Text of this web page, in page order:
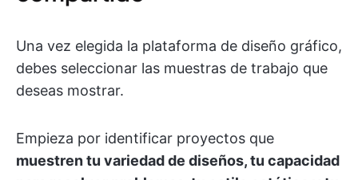
Una vez elegida la plataforma de diseño gráfico,
debes seleccionar las muestras de trabajo que
deseas mostrar.
Empieza por identificar proyectos que
muestren tu variedad de diseños, tu capacidad